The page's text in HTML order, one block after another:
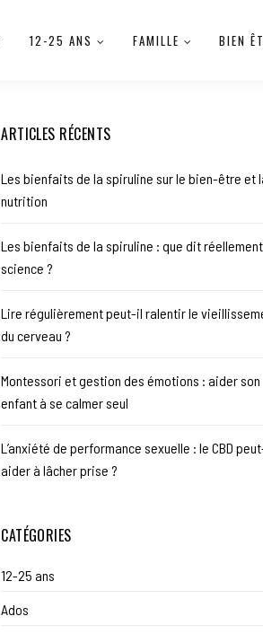
12-25 ANS FAMILLE BIEN
ARTICLES RÉCENTS
Les bienfaits de la spiruline sur le bien-être et
nutrition
Les bienfaits de la spiruline : que dit
science ?
Lire régulièrement peut-il ralentir le
du cerveau ?
Montessori et gestion des émotions : aider son
enfant à se calmer seul
L’anxiété de performance sexuelle : le CBD
aider à lâcher prise ?
CATÉGORIES
12-25 ans
Ados